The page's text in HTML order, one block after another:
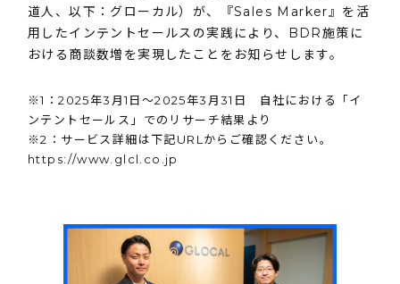
道人、以下：グローカル）が、『Sales Marker』を活
用したインテントセールスの実践により、BDR施策に
おける商談数増を実現したことをお知らせします。
※1：2025年3月1日〜2025年3月31日 自社における「イ
ンテントセールス」でのリサーチ結果より
※2：サービス詳細は下記URLからご確認ください。
https://www.glcl.co.jp